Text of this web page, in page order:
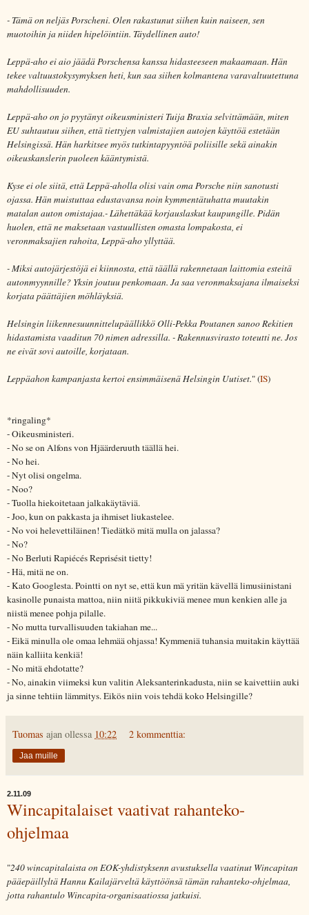
- Tämä on neljäs Porscheni. Olen rakastunut siihen kuin naiseen, sen
muotoihin ja niiden hipelöintiin. Täydellinen auto!
Leppä-aho ei aio jäädä Porschensa kanssa hidasteeseen makaamaan. Hän
tekee valtuustokysymyksen heti, kun saa siihen kolmantena varavaltuutettuna
mahdollisuuden.
Leppä-aho on jo pyytänyt oikeusministeri Tuija Braxia selvittämään, miten
EU suhtautuu siihen, että tiettyjen valmistajien autojen käyttöä estetään
Helsingissä. Hän harkitsee myös tutkintapyyntöä poliisille sekä ainakin
oikeuskanslerin puoleen kääntymistä.
Kyse ei ole siitä, että Leppä-aholla olisi vain oma Porsche niin sanotusti
ojassa. Hän muistuttaa edustavansa noin kymmentätuhatta muutakin
matalan auton omistajaa.- Lähettäkää korjauslaskut kaupungille. Pidän
huolen, että ne maksetaan vastuullisten omasta lompakosta, ei
veronmaksajien rahoita, Leppä-aho yllyttää.
- Miksi autojärjestöjä ei kiinnosta, että täällä rakennetaan laittomia esteitä
autonmyynnille? Yksin joutuu penkomaan. Ja saa veronmaksajana ilmaiseksi
korjata päättäjien möhläyksiä.
Helsingin liikennesuunnittelupäällikkö Olli-Pekka Poutanen sanoo Rekitien
hidastamista vaaditun 70 nimen adressilla. - Rakennusvirasto toteutti ne. Jos
ne eivät sovi autoille, korjataan.
Leppäahon kampanjasta kertoi ensimmäisenä Helsingin Uutiset." (IS)
*ringaling*
- Oikeusministeri.
- No se on Alfons von Hjäärderuuth täällä hei.
- No hei.
- Nyt olisi ongelma.
- Noo?
- Tuolla hiekoitetaan jalkakäytäviä.
- Joo, kun on pakkasta ja ihmiset liukastelee.
- No voi helevettiläinen! Tiedätkö mitä mulla on jalassa?
- No?
- No Berluti Rapiécés Reprisésit tietty!
- Hä, mitä ne on.
- Kato Googlesta. Pointti on nyt se, että kun mä yritän kävellä limusiinistani
kasinolle punaista mattoa, niin niitä pikkukiviä menee mun kenkien alle ja
niistä menee pohja pilalle.
- No mutta turvallisuuden takiahan me...
- Eikä minulla ole omaa lehmää ohjassa! Kymmeniä tuhansia muitakin käyttää
näin kalliita kenkiä!
- No mitä ehdotatte?
- No, ainakin viimeksi kun valitin Aleksanterinkadusta, niin se kaivettiin auki
ja sinne tehtiin lämmitys. Eikös niin vois tehdä koko Helsingille?
Tuomas ajan ollessa 10:22 2 kommenttia:
Jaa muille
2.11.09
Wincapitalaiset vaativat rahanteko-
ohjelmaa
"240 wincapitalaista on EOK-yhdistyksenn avustuksella vaatinut Wincapitan
pääepäillyltä Hannu Kailajärveltä käyttöönsä tämän rahanteko-ohjelmaa,
jotta rahantulo Wincapita-organisaatiossa jatkuisi.